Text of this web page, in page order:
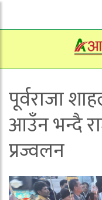
पूर्वराजा
आउँन भन्दै
प्रज्वलन